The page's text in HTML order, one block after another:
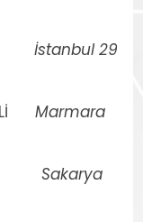
İstanbul 29
Marmara
Sakarya